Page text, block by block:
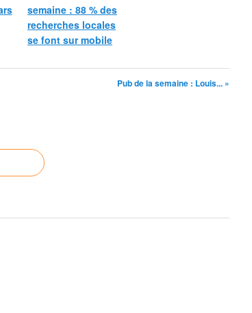
semaine : 88 % des
recherches locales
se font sur mobile
Pub de la semaine : Louis... »